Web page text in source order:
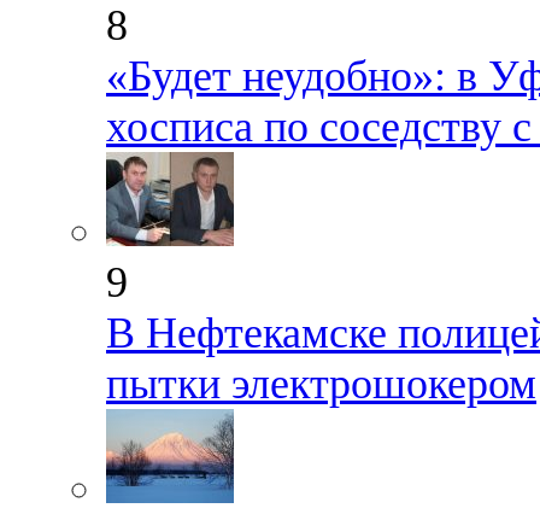
8
«Будет неудобно»: в
хосписа по
9
В Нефтекамске
пытки электрошокером